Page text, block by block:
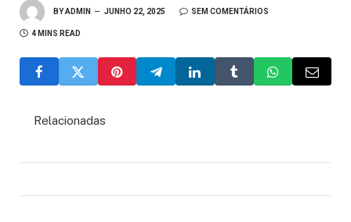
BYADMIN JUNHO 22, 2025 SEM COMENTÁRIOS
4 MINS READ
Relacionadas